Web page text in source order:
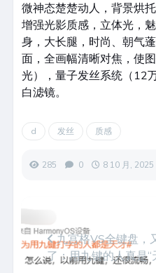
微神态楚楚动人，背景烘
增强光影质感，立体光，
身，大长腿，时尚、朝气
面，全画幅清晰对焦，使
光），量子发丝系统（12
白滤镜。
d 发丝 质感
285 0 8 10 月, 2025
九宫格VS全键盘，
了：用九键的人真是“